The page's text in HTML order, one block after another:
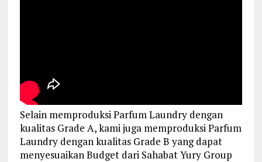
Selain memproduksi Parfum Laundry dengan
kualitas Grade A, kami juga memproduksi Parfum
Laundry dengan kualitas Grade B yang dapat
menyesuaikan Budget dari Sahabat Yury Group